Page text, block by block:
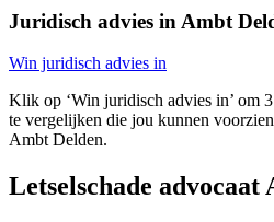
Juridisch advies in Ambt
Win juridisch advies in
Klik op ‘Win juridisch advies in’ om
te vergelijken die jou kunnen
Ambt Delden.
Letselschade advocaat